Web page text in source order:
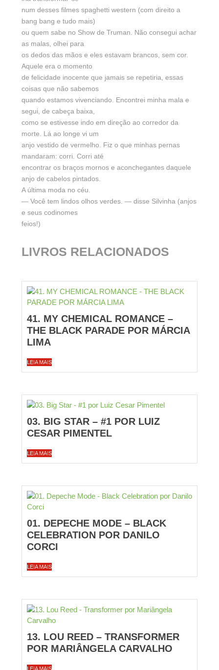
num desses filmes spaghetti western (com direito a
bang bang e tudo mais)
ou quem sabe no Show de Truman. Não consegui achar
as malas, olhei para
os dedos das mãos e eles estavam brancos, sem cor.
Aquele era o momento
de felicidade inocente que jamais se repetiria, essas
coisas que não sabemos
quando estamos vivenciando. Encontrei minha mala e
segui, de cabeça baixa,
como se estivesse indo em direção ao corredor da
morte. Lá ao longe vi um
anjo vestido de vermelho. Fiz o que minhas pernas
mandaram: corri. Corri até
encontrar os braços mornos e aconchegantes daquele
anjo de cabelos pintados.
A última moda no céu.
— Você tem lindos olhos verdes. — disse Silvinha (anjos
e seus codinomes
feios!)
LIVROS RELACIONADOS
41. MY CHEMICAL ROMANCE –
THE BLACK PARADE POR MÁRCIA
LIMA
LEIA MAIS
03. BIG STAR – #1 POR LUIZ
CESAR PIMENTEL
LEIA MAIS
01. DEPECHE MODE – BLACK
CELEBRATION POR DANILO
CORCI
LEIA MAIS
13. LOU REED – TRANSFORMER
POR MARIÂNGELA CARVALHO
LEIA MAIS